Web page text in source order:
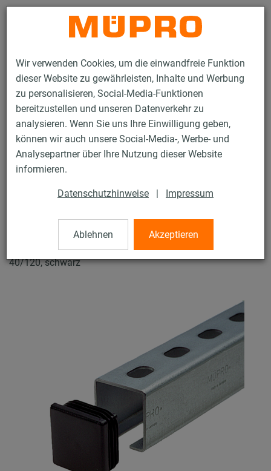
Wir verwenden Cookies, um die einwandfreie Funktion
dieser Website zu gewährleisten, Inhalte und Werbung
zu personalisieren, Social-Media-Funktionen
bereitzustellen und unseren Datenverkehr zu
analysieren. Wenn Sie uns Ihre Einwilligung geben,
können wir auch unsere Social-Media-, Werbe- und
Analysepartner über Ihre Nutzung dieser Website
informieren.
Datenschutzhinweise | Impressum
Ablehnen Akzeptieren
Kontakt
Produkte Befestigungstechnik
Installationsschienen
MPC-Abschlusskappen
MPC-Abschlusskappen
Abschlusskappe für MPC-Systemschiene Profile 40/60,
40/120, schwarz